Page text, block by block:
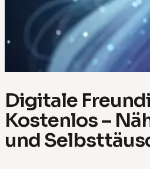
Digitale
Kostenlos –
und